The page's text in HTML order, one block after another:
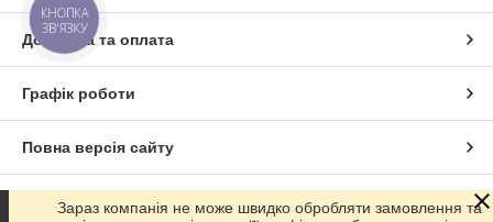
Доставка та оплата
Графік роботи
Повна версія сайту
Сайт створено на маркетплейсіProm.ua
Зараз компанія не може швидко обробляти замовлення та
КНОПКА
ЗВ'ЯЗКУ